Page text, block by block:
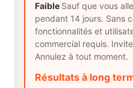
Faible Sauf que vous
pendant 14 jours. Sans
fonctionnalités et
commercial requis.
Annulez à tout moment.
Résultats à long